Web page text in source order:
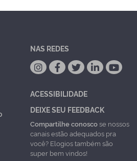
NAS REDES
ACESSIBILIDADE
DEIXE SEU FEEDBACK
Compartilhe conoscose nossos
canais estão adequados pra
você? Elogios também são
super bem vindos!